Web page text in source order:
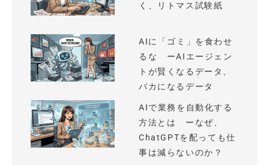
く、リトマス試験紙
AIに「ゴミ」を食わせ
るな ーAIエージェン
トが賢くなるデータ、
バカになるデータ
AIで業務を自動化する
方法とは ーなぜ、
ChatGPTを配っても仕
事は減らないのか？